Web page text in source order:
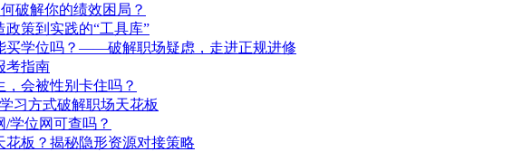
破解你的绩效困局？
策到实践的“工具库”
买学位吗？——破解职场疑虑，走进正规进修
考指南
会被性别卡住吗？
习方式破解职场天花板
学位网可查吗？
花板？揭秘隐形资源对接策略